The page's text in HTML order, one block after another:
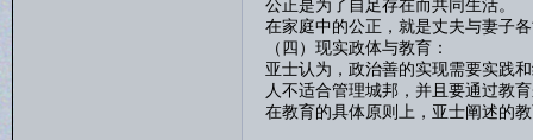
公正是为了自足存在而共同生活。
在家庭中的公正，就是丈夫与妻子
（四）现实政体与教育：
亚士认为，政治善的实现需要实践
人不适合管理城邦，并且要通过教
在教育的具体原则上，亚士阐述的